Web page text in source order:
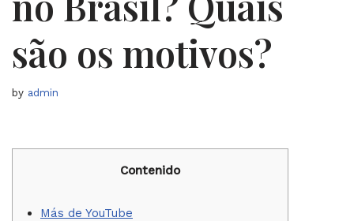
são os motivos?
by admin
Contenido
Más de YouTube